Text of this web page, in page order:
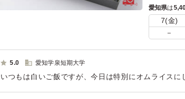
を合わせ
この贅沢
※ご飯を「
(＋480円)
愛知県は
7(金)
－
5.0 愛知学泉短期大学
いつもは白いご飯ですが、今日は特別にオムライス